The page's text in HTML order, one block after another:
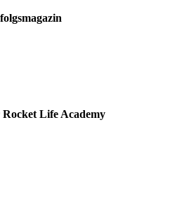
Life Academy